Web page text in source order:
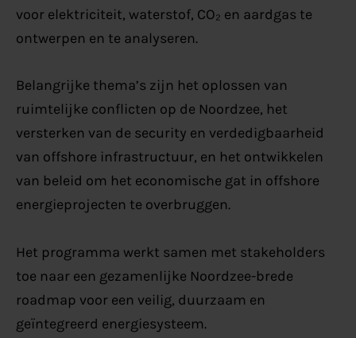
voor elektriciteit, waterstof, CO₂ en aardgas te
ontwerpen en te analyseren.
Belangrijke thema’s zijn het oplossen van
ruimtelijke conflicten op de Noordzee, het
versterken van de security en verdedigbaarheid
van offshore infrastructuur, en het ontwikkelen
van beleid om het economische gat in offshore
energieprojecten te overbruggen.
Het programma werkt samen met stakeholders
toe naar een gezamenlijke Noordzee-brede
roadmap voor een veilig, duurzaam en
geïntegreerd energiesysteem.